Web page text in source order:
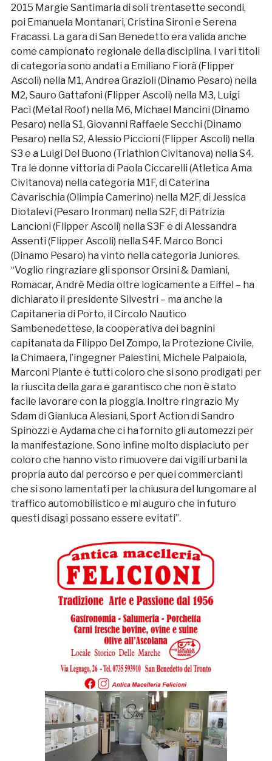
2015 Margie Santimaria di soli trentasette secondi,
poi Emanuela Montanari, Cristina Sironi e Serena
Fracassi. La gara di San Benedetto era valida anche
come campionato regionale della disciplina. I vari titoli
di categoria sono andati a Emiliano Fiorà (Flipper
Ascoli) nella M1, Andrea Grazioli (Dinamo Pesaro) nella
M2, Sauro Gattafoni (Flipper Ascoli) nella M3, Luigi
Paci (Metal Roof) nella M6, Michael Mancini (Dinamo
Pesaro) nella S1, Giovanni Raffaele Secchi (Dinamo
Pesaro) nella S2, Alessio Piccioni (Flipper Ascoli) nella
S3 e a Luigi Del Buono (Triathlon Civitanova) nella S4.
Tra le donne vittoria di Paola Ciccarelli (Atletica Ama
Civitanova) nella categoria M1F, di Caterina
Cavarischia (Olimpia Camerino) nella M2F, di Jessica
Diotalevi (Pesaro Ironman) nella S2F, di Patrizia
Lancioni (Flipper Ascoli) nella S3F e di Alessandra
Assenti (Flipper Ascoli) nella S4F. Marco Bonci
(Dinamo Pesaro) ha vinto nella categoria Juniores.
“Voglio ringraziare gli sponsor Orsini & Damiani,
Romacar, Andrè Media oltre logicamente a Eiffel – ha
dichiarato il presidente Silvestri – ma anche la
Capitaneria di Porto, il Circolo Nautico
Sambenedettese, la cooperativa dei bagnini
capitanata da Filippo Del Zompo, la Protezione Civile,
la Chimaera, l’ingegner Palestini, Michele Palpaiola,
Marconi Piante e tutti coloro che si sono prodigati per
la riuscita della gara e garantisco che non è stato
facile lavorare con la pioggia. Inoltre ringrazio My
Sdam di Gianluca Alesiani, Sport Action di Sandro
Spinozzi e Aydama che ci ha fornito gli automezzi per
la manifestazione. Sono infine molto dispiaciuto per
coloro che hanno visto rimuovere dai vigili urbani la
propria auto dal percorso e per quei commercianti
che si sono lamentati per la chiusura del lungomare al
traffico automobilistico e mi auguro che in futuro
questi disagi possano essere evitati”.